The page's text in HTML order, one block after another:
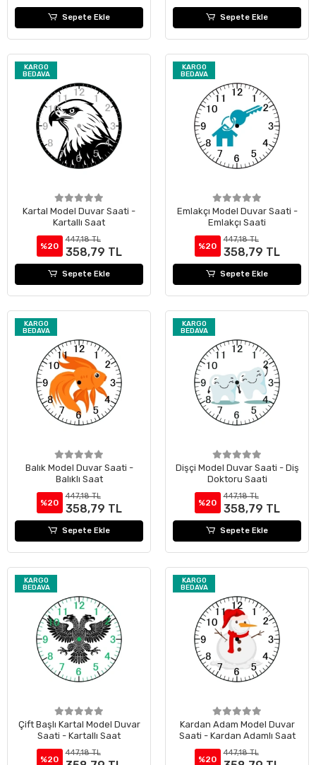
Sepete Ekle Sepete Ekle
KARGO
BEDAVA
Kartal Model Duvar Saati -
Kartallı Saat
%20
447,18 TL
358,79 TL
Sepete Ekle
KARGO
BEDAVA
Emlakçı Model Duvar Saati -
Emlakçı Saati
%20
447,18 TL
358,79 TL
Sepete Ekle
KARGO
BEDAVA
Balık Model Duvar Saati -
Balıklı Saat
%20
447,18 TL
358,79 TL
Sepete Ekle
KARGO
BEDAVA
Dişçi Model Duvar Saati - Diş
Doktoru Saati
%20
447,18 TL
358,79 TL
Sepete Ekle
KARGO
BEDAVA
Çift Başlı Kartal Model Duvar
Saati - Kartallı Saat
%20
447,18 TL
KARGO
BEDAVA
Kardan Adam Model Duvar
Saati - Kardan Adamlı Saat
%20
447,18 TL